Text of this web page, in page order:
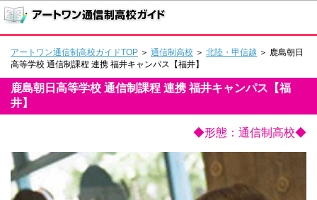
アートワン通信制高校ガイドTOP ＞ 通信制高校 ＞ 北陸・甲信越 ＞ 鹿島朝日
高等学校 通信制課程 連携 福井キャンパス【福井】
鹿島朝日高等学校 通信制課程 連携 福井キャンパス【福
井】
◆形態：通信制高校◆